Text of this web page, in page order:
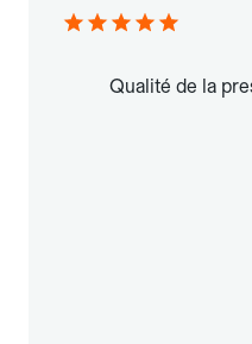
Qualité de la